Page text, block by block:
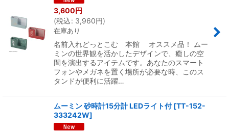
3,600円
(税込: 3,960円)
在庫あり
名前入れどっとこむ 本館 オススメ品！ ムー
ミンの世界観を活かしたデザインで、癒しの空
間を演出するアイテムです。あなたのスマート
フォンやメガネを置く場所が必要な時、このス
タンドが便利に活躍…
ムーミン 砂時計15分計 LEDライト付 [TT-152-
333242W]